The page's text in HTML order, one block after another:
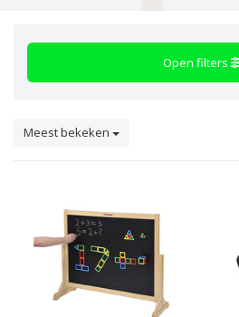
Open filters
Meest bekeken